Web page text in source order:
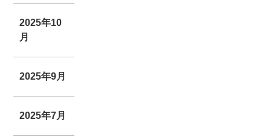
2025年10
月
2025年9月
2025年7月